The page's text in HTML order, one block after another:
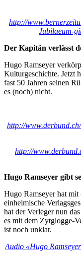
http://
Jubilaeum-
Der Kapitän verlässt
Hugo Ramseyer
Kulturgeschichte. Jetzt
fast 50 Jahren seinen
es (noch) nicht.
http://
http://
Hugo Ramseyer gibt
Hugo Ramseyer hat
einheimische
hat der Verleger nun
es mit dem Zytglogge-
ist noch unklar.
Audio «Hugo